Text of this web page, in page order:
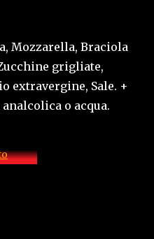
Mozzarella, Braciola
grigliate,
extravergine, Sale. +
o acqua.